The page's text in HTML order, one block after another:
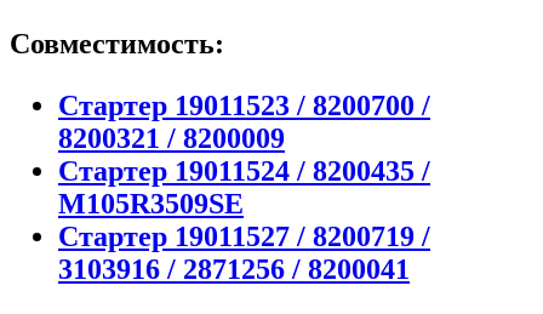
Совместимость:
Стартер 19011523 / 8200700 /
8200321 / 8200009
Стартер 19011524 / 8200435 /
M105R3509SE
Стартер 19011527 / 8200719 /
3103916 / 2871256 / 8200041